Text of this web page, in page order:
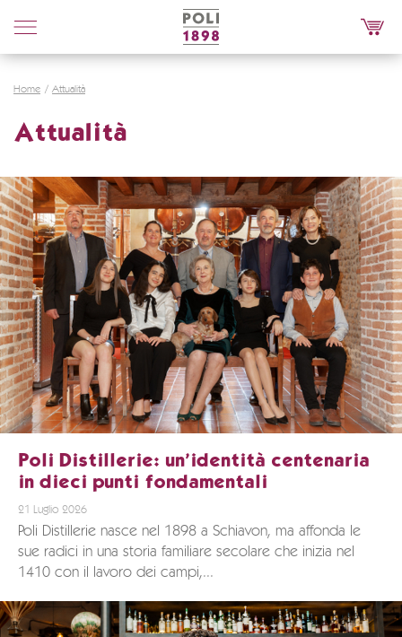
Poli
Distillerie
Home Attualità
Attualità
Poli Distillerie: un’identità centenaria
in dieci punti fondamentali
21 Luglio 2026
Poli Distillerie nasce nel 1898 a Schiavon, ma affonda le
sue radici in una storia familiare secolare che inizia nel
1410 con il lavoro dei campi,...